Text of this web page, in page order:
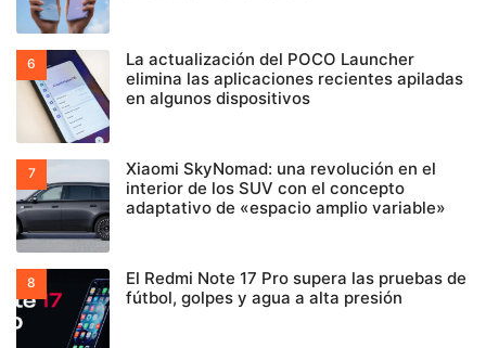
La actualización del POCO Launcher
elimina las aplicaciones recientes apiladas
en algunos dispositivos
Xiaomi SkyNomad: una revolución en el
interior de los SUV con el concepto
adaptativo de «espacio amplio variable»
El Redmi Note 17 Pro supera las pruebas de
fútbol, golpes y agua a alta presión